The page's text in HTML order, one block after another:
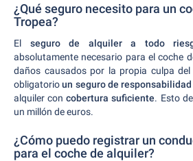
¿Qué seguro necesito para un
Tropea?
El seguro de alquiler a todo
absolutamente necesario para el coche
daños causados por la propia culpa del
obligatorioun seguro de
alquiler concobertura suficiente. Esto
un millón de euros.
¿Cómo puedo registrar un
para el coche de alquiler?